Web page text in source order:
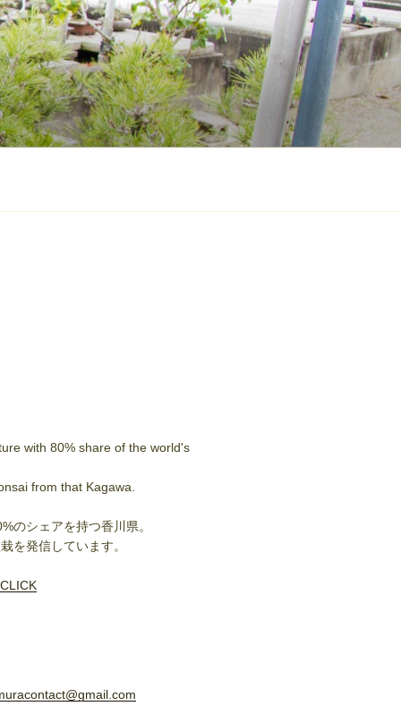
with 80% share of the world's
from that Kagawa.
のシェアを持つ香川県。
を発信しています。
CLICK